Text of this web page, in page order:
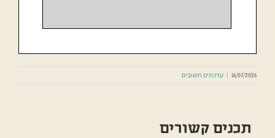
16/07/2026
| עדכונים חשובים
תכנים קשורים